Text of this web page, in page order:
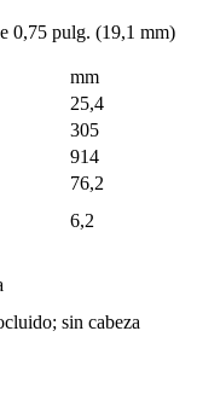
0,75 pulg. (19,1 mm)
mm
25,4
305
914
76,2
6,2
sin cabeza